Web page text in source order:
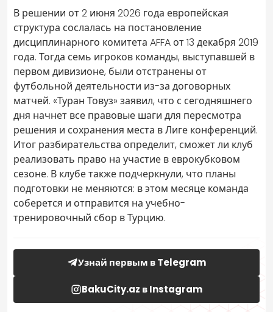
В решении от 2 июня 2026 года европейская
структура сослалась на постановление
дисциплинарного комитета AFFA от 13 декабря 2019
года. Тогда семь игроков команды, выступавшей в
первом дивизионе, были отстранены от
футбольной деятельности из-за договорных
матчей. «Туран Товуз» заявил, что с сегодняшнего
дня начнет все правовые шаги для пересмотра
решения и сохранения места в Лиге конференций.
Итог разбирательства определит, сможет ли клуб
реализовать право на участие в еврокубковом
сезоне. В клубе также подчеркнули, что планы
подготовки не меняются: в этом месяце команда
соберется и отправится на учебно-
тренировочный сбор в Турцию.
Узнай первым в Telegram
BakuCity.az в Instagram